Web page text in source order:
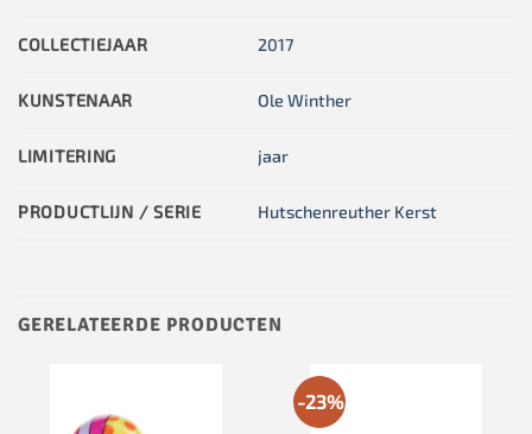
COLLECTIEJAAR 2017
KUNSTENAAR Ole Winther
LIMITERING jaar
PRODUCTLIJN / SERIE Hutschenreuther Kerst
GERELATEERDE PRODUCTEN
-23%